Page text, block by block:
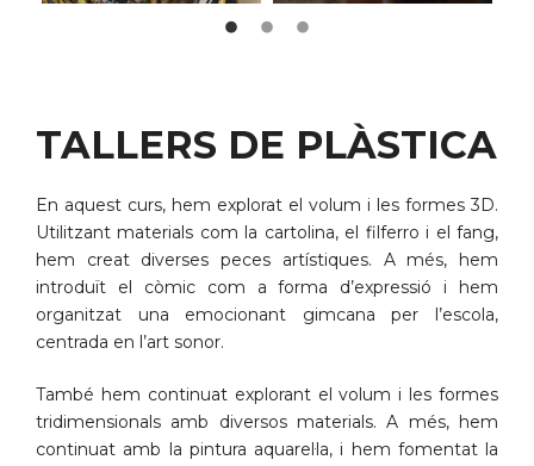
TALLERS DE PLÀSTICA
En aquest curs, hem explorat el volum i les formes 3D.
Utilitzant materials com la cartolina, el filferro i el fang,
hem creat diverses peces artístiques. A més, hem
introduït el còmic com a forma d’expressió i hem
organitzat una emocionant gimcana per l’escola,
centrada en l’art sonor.
També hem continuat explorant el volum i les formes
tridimensionals amb diversos materials. A més, hem
continuat amb la pintura aquarel·la, i hem fomentat la